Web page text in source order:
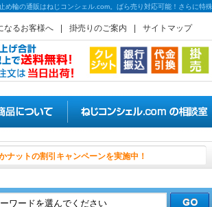
め輪の通販はねじコンシェル.com。ばら売り対応可能！さらに特
なるお客様へ 掛売りのご案内 サイトマップ
やきつかナットの